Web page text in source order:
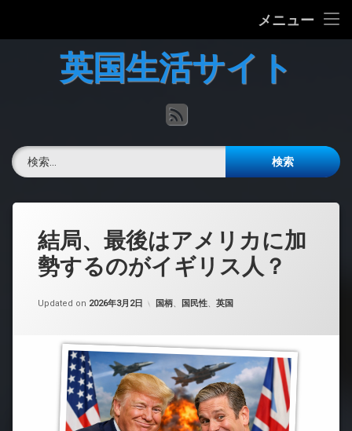
メニュー
英国の文化について
掲示板
英国生活サイト
RSS
結局、最後はアメリカに加
勢するのがイギリス人？
Updated on 2026年3月2日 カテゴリー:
国柄、 国民性、 英国